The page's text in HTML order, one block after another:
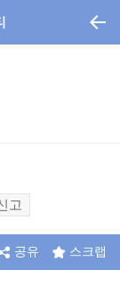
고
공유 스크랩